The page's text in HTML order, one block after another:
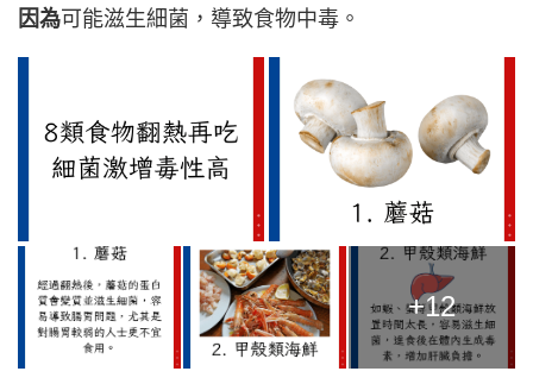
因為可能滋生細菌，導致食物中毒。
+12